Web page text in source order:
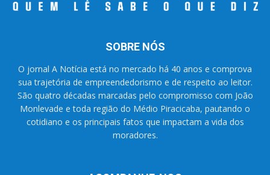
SOBRE NÓS
O jornal A Notícia está no mercado há 40 anos e comprova
sua trajetória de empreendedorismo e de respeito ao leitor.
São quatro décadas marcadas pelo compromisso com João
Monlevade e toda região do Médio Piracicaba, pautando o
cotidiano e os principais fatos que impactam a vida dos
moradores.